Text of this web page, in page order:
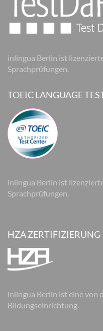
inlingua Berlin ist
Sprachprüfungen.
TOEIC LANGUAGE
inlingua Berlin ist
Sprachprüfungen.
HZA ZERTIFIZIERUNG
inlingua Berlin ist eine von
Bildungseinrichtung.